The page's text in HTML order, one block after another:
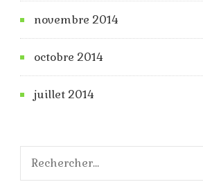
novembre 2014
octobre 2014
juillet 2014
Rechercher :